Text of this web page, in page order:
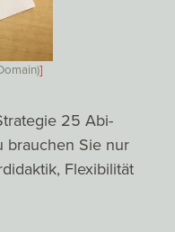
]
25 Abi-
brauchen Sie nur
Flexibilität